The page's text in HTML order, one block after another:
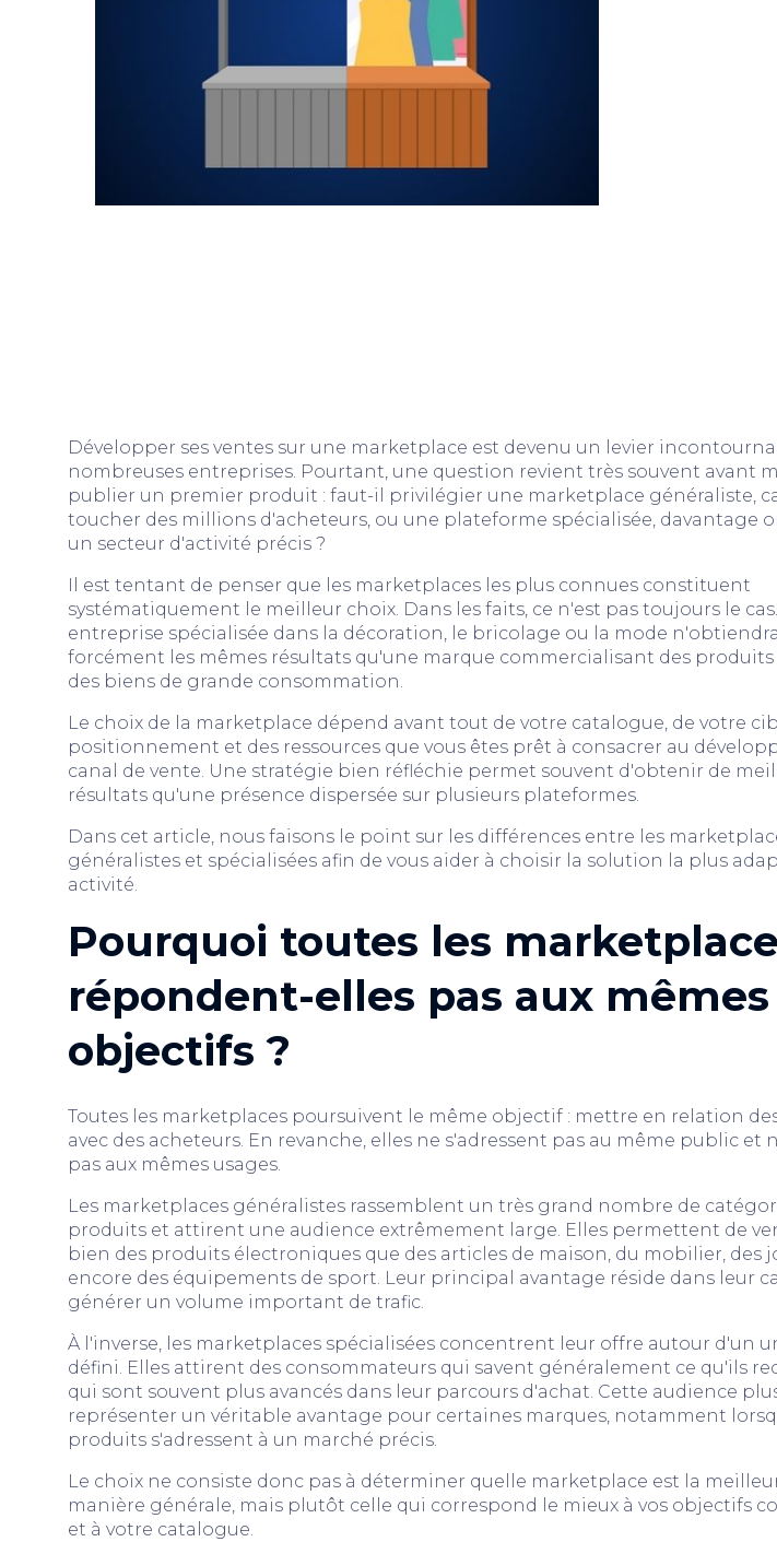
Développer ses ventes sur une marketplace est devenu un levier
nombreuses entreprises. Pourtant, une question revient très souvent avant
publier un premier produit : faut-il privilégier une marketplace généraliste,
toucher des millions d'acheteurs, ou une plateforme spécialisée, davantage
un secteur d'activité précis ?
Il est tentant de penser que les marketplaces les plus connues constituent
systématiquement le meilleur choix. Dans les faits, ce n'est pas toujours le
entreprise spécialisée dans la décoration, le bricolage ou la mode
forcément les mêmes résultats qu'une marque commercialisant des
des biens de grande consommation.
Le choix de la marketplace dépend avant tout de votre catalogue, de votre
positionnement et des ressources que vous êtes prêt à consacrer au
canal de vente. Une stratégie bien réfléchie permet souvent d'obtenir de
résultats qu'une présence dispersée sur plusieurs plateformes.
Dans cet article, nous faisons le point sur les différences entre les
généralistes et spécialisées afin de vous aider à choisir la solution la plus
activité.
Pourquoi toutes les
répondent-elles pas aux mêmes
objectifs ?
Toutes les marketplaces poursuivent le même objectif : mettre en relation
avec des acheteurs. En revanche, elles ne s'adressent pas au même public et
pas aux mêmes usages.
Les marketplaces généralistes rassemblent un très grand nombre de
produits et attirent une audience extrêmement large. Elles permettent de
bien des produits électroniques que des articles de maison, du mobilier, des
encore des équipements de sport. Leur principal avantage réside dans leur
générer un volume important de trafic.
À l'inverse, les marketplaces spécialisées concentrent leur offre autour d'un
défini. Elles attirent des consommateurs qui savent généralement ce qu'ils
qui sont souvent plus avancés dans leur parcours d'achat. Cette audience
représenter un véritable avantage pour certaines marques, notamment
produits s'adressent à un marché précis.
Le choix ne consiste donc pas à déterminer quelle marketplace est la
manière générale, mais plutôt celle qui correspond le mieux à vos objectifs
et à votre catalogue.